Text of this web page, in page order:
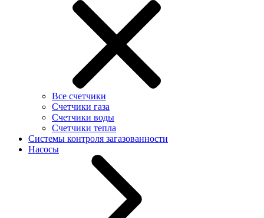
Все счетчики
Счетчики газа
Счетчики воды
Счетчики тепла
Системы контроля загазованности
Насосы